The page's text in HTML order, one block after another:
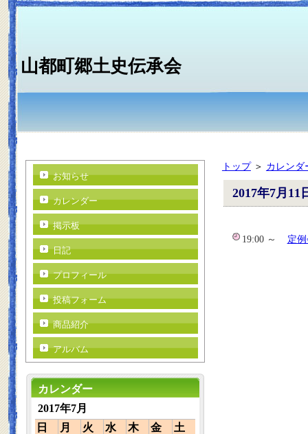
山都町郷土史伝承会
トップ＞ カレンダ
2017年7月11
19:00 ～ 定
お知らせ
カレンダー
掲示板
日記
プロフィール
投稿フォーム
商品紹介
アルバム
カレンダー
2017年7月
日
月 火 水 木 金
土